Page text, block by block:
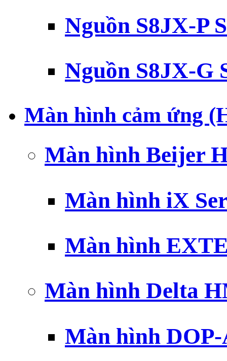
Nguồn S8JX-P
Nguồn S8JX-G
Màn hình cảm ứng
Màn hình Beijer
Màn hình iX
Màn hình
Màn hình Delta
Màn hình DOP-